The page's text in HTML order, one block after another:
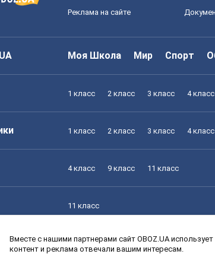
Реклама на сайте
Моя Школа Мир Спорт
1 класс 2 класс 3 класс 4 класс
1 класс 2 класс 3 класс 4 класс
4 класс 9 класс 11 класс
11 класс
уроки 1 класс 2 класс 3 класс 4 класс
Вместе с нашими партнерами сайт OBOZ.UA
контент и реклама отвечали вашим интересам.